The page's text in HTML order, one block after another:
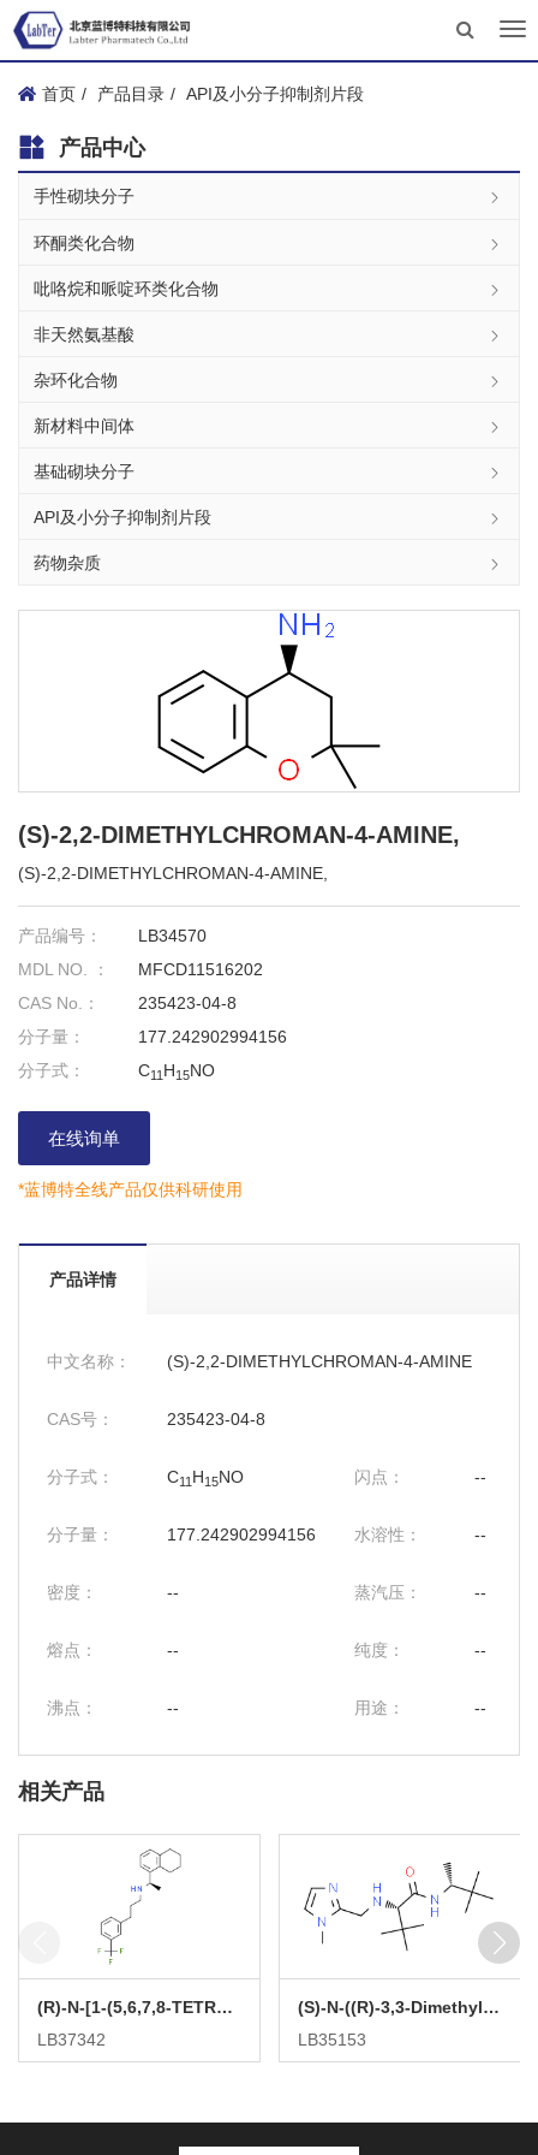
首页
产品目录 API及小分子抑制剂片段
产品中心
手性砌块分子
环酮类化合物
吡咯烷和哌啶环类化合物
非天然氨基酸
杂环化合物
新材料中间体
基础砌块分子
API及小分子抑制剂片段
药物杂质
(S)-2,2-DIMETHYLCHROMAN-4-AMINE,
(S)-2,2-DIMETHYLCHROMAN-4-AMINE,
产品编号：
LB34570
MDL NO. ：
MFCD11516202
CAS No.：
235423-04-8
分子量：
177.242902994156
分子式：
C11 H15NO
在线询单
*蓝博特全线产品仅供科研使用
产品详情
中文名称： (S)-2,2-DIMETHYLCHROMAN-4-AMINE
CAS号： 235423-04-8
分子式： C11 H15NO 闪点： --
分子量： 177.242902994156 水溶性： --
密度： -- 蒸汽压： --
熔点： -- 纯度： --
沸点： -- 用途： --
相关产品
(R)-N-[1-(5,6,7,8-TETRAHYDRONAPHTHALEN-1-YL)ETHYL]-3-[3-(TRIFLUOROMETHYL)PHENYL]-1-PROPYLAMINE
LB37342
(S)-N-((R)-3,3-Dimethylbutan-2-yl)-3,3-dimethyl-2-(((1-methyl-1H-imidazol-2-yl)methyl)amino)butanamide
LB35153